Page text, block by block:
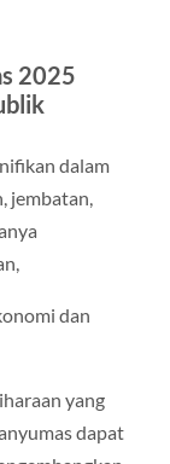
2025
dalam
jembatan,
dan
yang
dapat